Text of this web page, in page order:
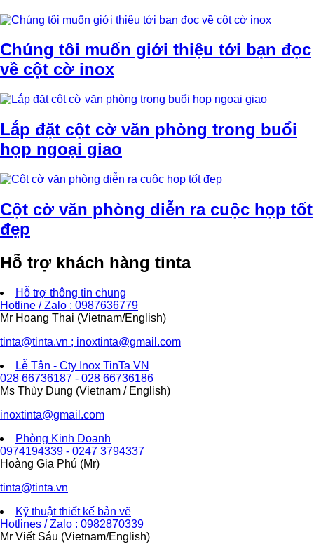
Chúng tôi muốn giới thiệu tới bạn đọc
về cột cờ inox
Lắp đặt cột cờ văn phòng trong buổi
họp ngoại giao
Cột cờ văn phòng diễn ra cuộc họp tốt
đẹp
Hỗ trợ khách hàng tinta
Hỗ trợ thông tin chung
Hotline / Zalo : 0987636779
Mr Hoang Thai (Vietnam/English)
tinta@tinta.vn ; inoxtinta@gmail.com
Lễ Tân - Cty Inox TinTa VN
028 66736187 - 028 66736186
Ms Thùy Dung (Vietnam / English)
inoxtinta@gmail.com
Phòng Kinh Doanh
0974194339 - 0247 3794337
Hoàng Gia Phú (Mr)
tinta@tinta.vn
Kỹ thuật thiết kế bản vẽ
Hotlines / Zalo : 0982870339
Mr Viết Sáu (Vietnam/English)